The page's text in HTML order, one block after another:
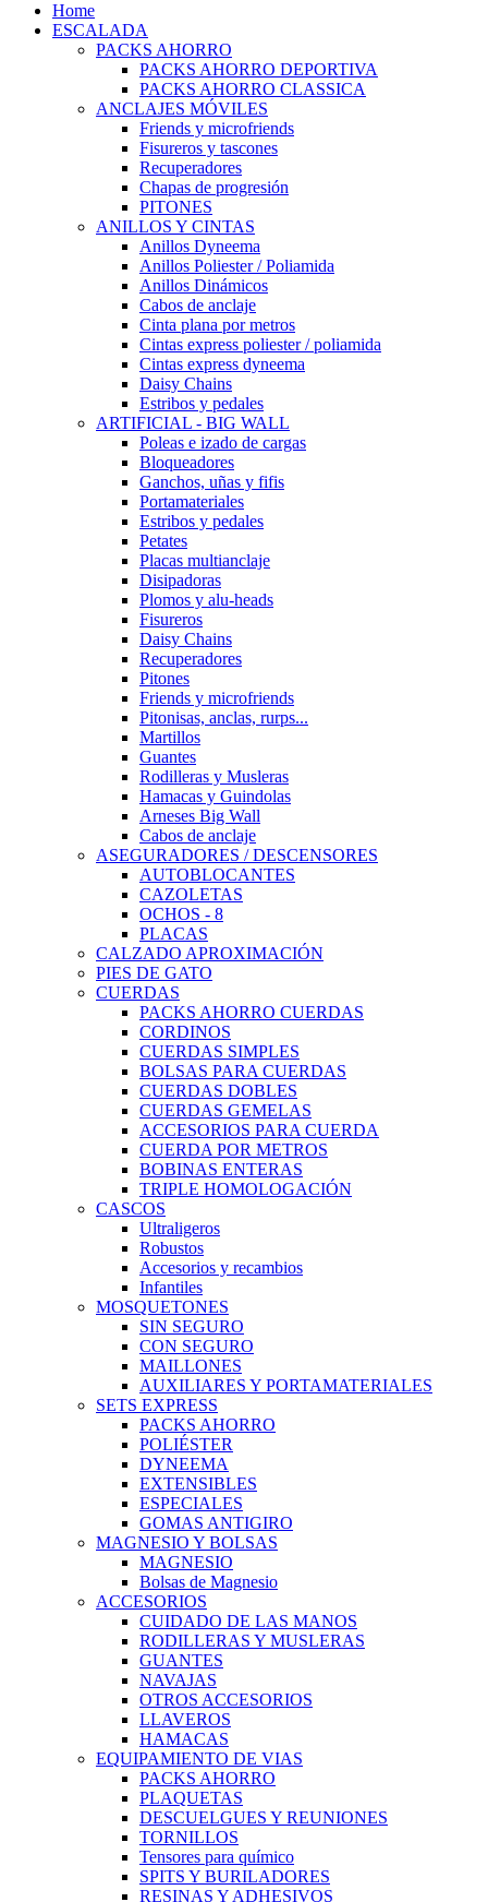
Home
ESCALADA
PACKS AHORRO
PACKS AHORRO DEPORTIVA
PACKS AHORRO CLASSICA
ANCLAJES MÓVILES
Friends y microfriends
Fisureros y tascones
Recuperadores
Chapas de progresión
PITONES
ANILLOS Y CINTAS
Anillos Dyneema
Anillos Poliester / Poliamida
Anillos Dinámicos
Cabos de anclaje
Cinta plana por metros
Cintas express poliester / poliamida
Cintas express dyneema
Daisy Chains
Estribos y pedales
ARTIFICIAL - BIG WALL
Poleas e izado de cargas
Bloqueadores
Ganchos, uñas y fifis
Portamateriales
Estribos y pedales
Petates
Placas multianclaje
Disipadoras
Plomos y alu-heads
Fisureros
Daisy Chains
Recuperadores
Pitones
Friends y microfriends
Pitonisas, anclas, rurps...
Martillos
Guantes
Rodilleras y Musleras
Hamacas y Guindolas
Arneses Big Wall
Cabos de anclaje
ASEGURADORES / DESCENSORES
AUTOBLOCANTES
CAZOLETAS
OCHOS - 8
PLACAS
CALZADO APROXIMACIÓN
PIES DE GATO
CUERDAS
PACKS AHORRO CUERDAS
CORDINOS
CUERDAS SIMPLES
BOLSAS PARA CUERDAS
CUERDAS DOBLES
CUERDAS GEMELAS
ACCESORIOS PARA CUERDA
CUERDA POR METROS
BOBINAS ENTERAS
TRIPLE HOMOLOGACIÓN
CASCOS
Ultraligeros
Robustos
Accesorios y recambios
Infantiles
MOSQUETONES
SIN SEGURO
CON SEGURO
MAILLONES
AUXILIARES Y PORTAMATERIALES
SETS EXPRESS
PACKS AHORRO
POLIÉSTER
DYNEEMA
EXTENSIBLES
ESPECIALES
GOMAS ANTIGIRO
MAGNESIO Y BOLSAS
MAGNESIO
Bolsas de Magnesio
ACCESORIOS
CUIDADO DE LAS MANOS
RODILLERAS Y MUSLERAS
GUANTES
NAVAJAS
OTROS ACCESORIOS
LLAVEROS
HAMACAS
EQUIPAMIENTO DE VIAS
PACKS AHORRO
PLAQUETAS
DESCUELGUES Y REUNIONES
TORNILLOS
Tensores para químico
SPITS Y BURILADORES
RESINAS Y ADHESIVOS